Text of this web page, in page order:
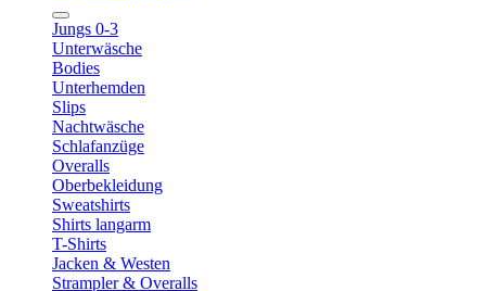
Jungs 0-3
Unterwäsche
Bodies
Unterhemden
Slips
Nachtwäsche
Schlafanzüge
Overalls
Oberbekleidung
Sweatshirts
Shirts langarm
T-Shirts
Jacken & Westen
Strampler & Overalls